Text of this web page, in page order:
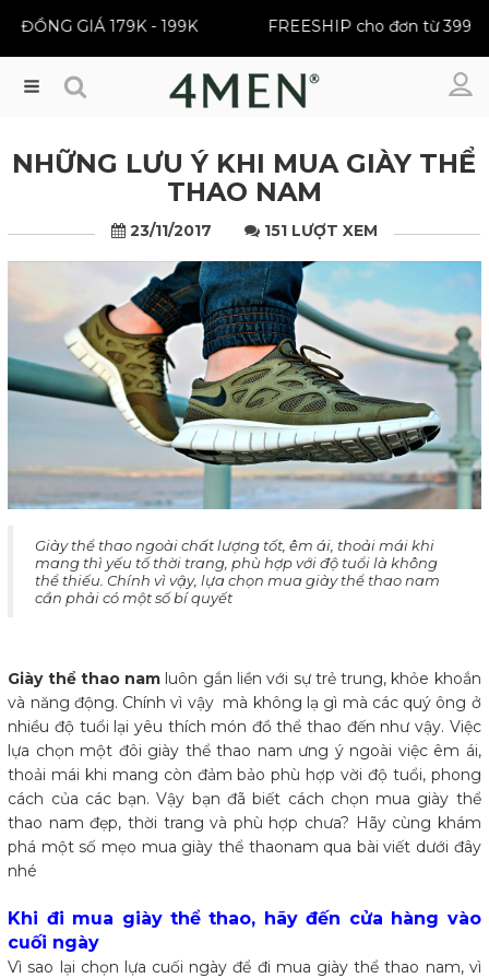
| ĐỒNG GIÁ 179K - 199K FREESHIP cho đơn từ 399K
Menu
NHỮNG LƯU Ý KHI MUA GIÀY THỂ
THAO NAM
23/11/2017 151 LƯỢT XEM
​Giày thể thao ngoài chất lượng tốt, êm ái, thoải mái khi
mang thì yếu tố thời trang, phù hợp với độ tuổi là không
thể thiếu. Chính vì vậy, lựa chọn mua giày thể thao nam
cần phải có một số bí quyết
Giày thể thao nam luôn gắn liền với sự trẻ trung, khỏe khoắn
và năng động. Chính vì vậy mà không lạ gì mà các quý ông ở
nhiều độ tuổi lại yêu thích món đồ thể thao đến như vậy. Việc
lựa chọn một đôi giày thể thao nam ưng ý ngoài việc êm ái,
thoải mái khi mang còn đảm bảo phù hợp vời độ tuổi, phong
cách của các bạn. Vậy bạn đã biết cách chọn mua giày thể
thao nam đẹp, thời trang và phù hợp chưa? Hãy cùng khám
phá một số mẹo mua giày thể thaonam qua bài viết dưới đây
nhé
Khi đi mua giày thể thao, hãy đến cửa hàng vào
cuối ngày
Vì sao lại chọn lựa cuối ngày để đi mua giày thể thao nam, vì